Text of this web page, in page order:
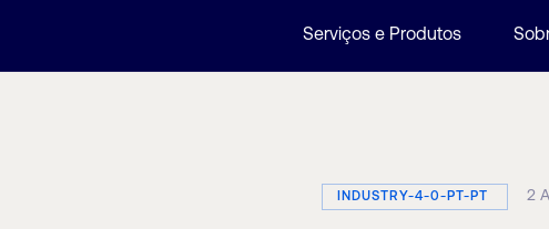
Serviços e Produtos
INDUSTRY-4-0-PT-PT 2